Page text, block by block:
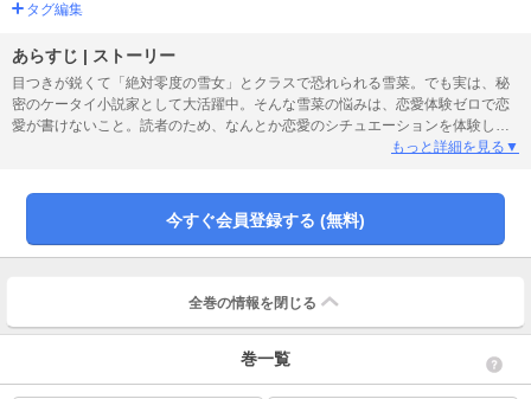
タグ編集
あらすじ | ストーリー
目つきが鋭くて「絶対零度の雪女」とクラスで恐れられる雪菜。でも実は、秘
密のケータイ小説家として大活躍中。そんな雪菜の悩みは、恋愛体験ゼロで恋
愛が書けないこと。読者のため、なんとか恋愛のシチュエーションを体験しよ
うとする。拾った生徒手帳から、学校一の人気者・時雨の裏の顔を知った雪菜
対服従・刺激的ラブミッション、スタート！
もっと詳細を見る▼
今すぐ会員登録する (無料)
全巻の情報を 閉じる
巻一覧